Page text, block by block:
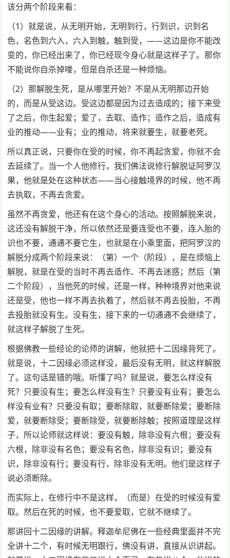
该分两个阶段来看：
（1）就是说，从无明开始，无明到行，行到识，识到名
色，名色到六入，六入到触，触到受，——这边是你不能改
变的，你已经出来了，你已经现今身心就是这样子了。那你
不能说你自杀掉喽，但是自杀还是一种烦恼。
（2）那解脱生死，是从哪里开始？不是从无明那边开始
的，而是从受这边。受这边都是因为过去造成的；接下来受
了之后，你生起爱；爱了，去取、造作；造作之后，造成有
业的推动——业有；业的推动，将来就要生，就要老死。
所以真正说，只要你在受的时候，你不再起贪爱，你就不会
去延续了。当一个人他修行，我们佛法说修行解脱证阿罗汉
果，他就是处在这种状态——当心接触境界的时候，他不再
去执取，不再去贪爱。
虽然不再贪爱，他还有在这个身心的活动。按照解脱来说，
这还没有解脱干净，所以依然还是要连受也不要，连入胎的
识也不要，通通不要它生，也就是在小乘里面，把阿罗汉的
解脱分成两个阶段来说：（第）一个（阶段），是在烦恼上
解脱，就是在受的当时不再去造作、不再去迷惑；然后（第
二个阶段），当他死的时候，还是一样，种种境界对他来说
还是受，他也一样不再去执着了，然后就不再去投胎，不再
去投胎就没有生。没有生，接下来的一切通通不会继续了，
就这样子解脱了生死。
根据佛教一些经论的论师的讲解，他就把十二因缘背死了。
就是说，十二因缘必须这样没，最后没有无明，就这样解脱
了。这句话是错的哦。听懂了吗？就是说，要怎么样没有
死？只要没有生；要怎么样没有生？只要没有业有；要怎么
样没有业有？只要没有取；要断除取，就要断除爱；要断除
爱，就要断除受；要断除受，就要断除触；按照道理是这样
子，所以论师就这样说：要没有触，除非没有六根；要没有
六根，除非没有名色；要没有名色，除非没有识；要没有
识，除非没有行；要没有行，除非没有无明。他们是这样子
说必须断除。
而实际上，在修行中不是这样，（而是）在受的时候没有爱
取。然后在死的时候，也不要爱取，它就不继续了。
那讲回十二因缘的讲解。释迦牟尼佛在一些经典里面并不完
全讲十二个，有时候无明跟行，佛没有讲，直接从识讲起。